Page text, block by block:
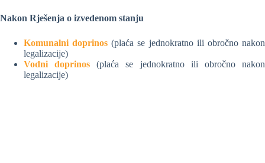
Nakon Rješenja o izvedenom stanju
Komunalni doprinos (plaća se jednokratno ili obročno nakon
legalizacije)
Vodni doprinos (plaća se jednokratno ili obročno nakon
legalizacije)